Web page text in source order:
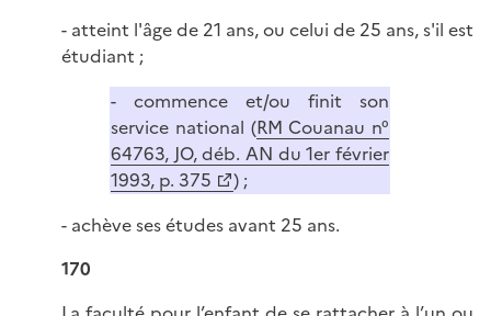
- atteint l'âge de 21 ans, ou celui de 25 ans, s'il est
étudiant ;
- commence et/ou finit son
service national (RM Couanau n°
64763, JO, déb. AN du 1er février
1993, p. 375
) ;
- achève ses études avant 25 ans.
170